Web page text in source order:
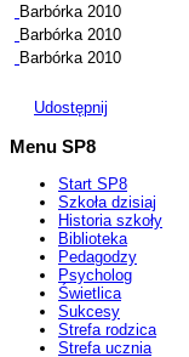
Barbórka 2010
Barbórka 2010
Barbórka 2010
Udostępnij
Menu SP8
Start SP8
Szkoła dzisiaj
Historia szkoły
Biblioteka
Pedagodzy
Psycholog
Świetlica
Sukcesy
Strefa rodzica
Strefa ucznia